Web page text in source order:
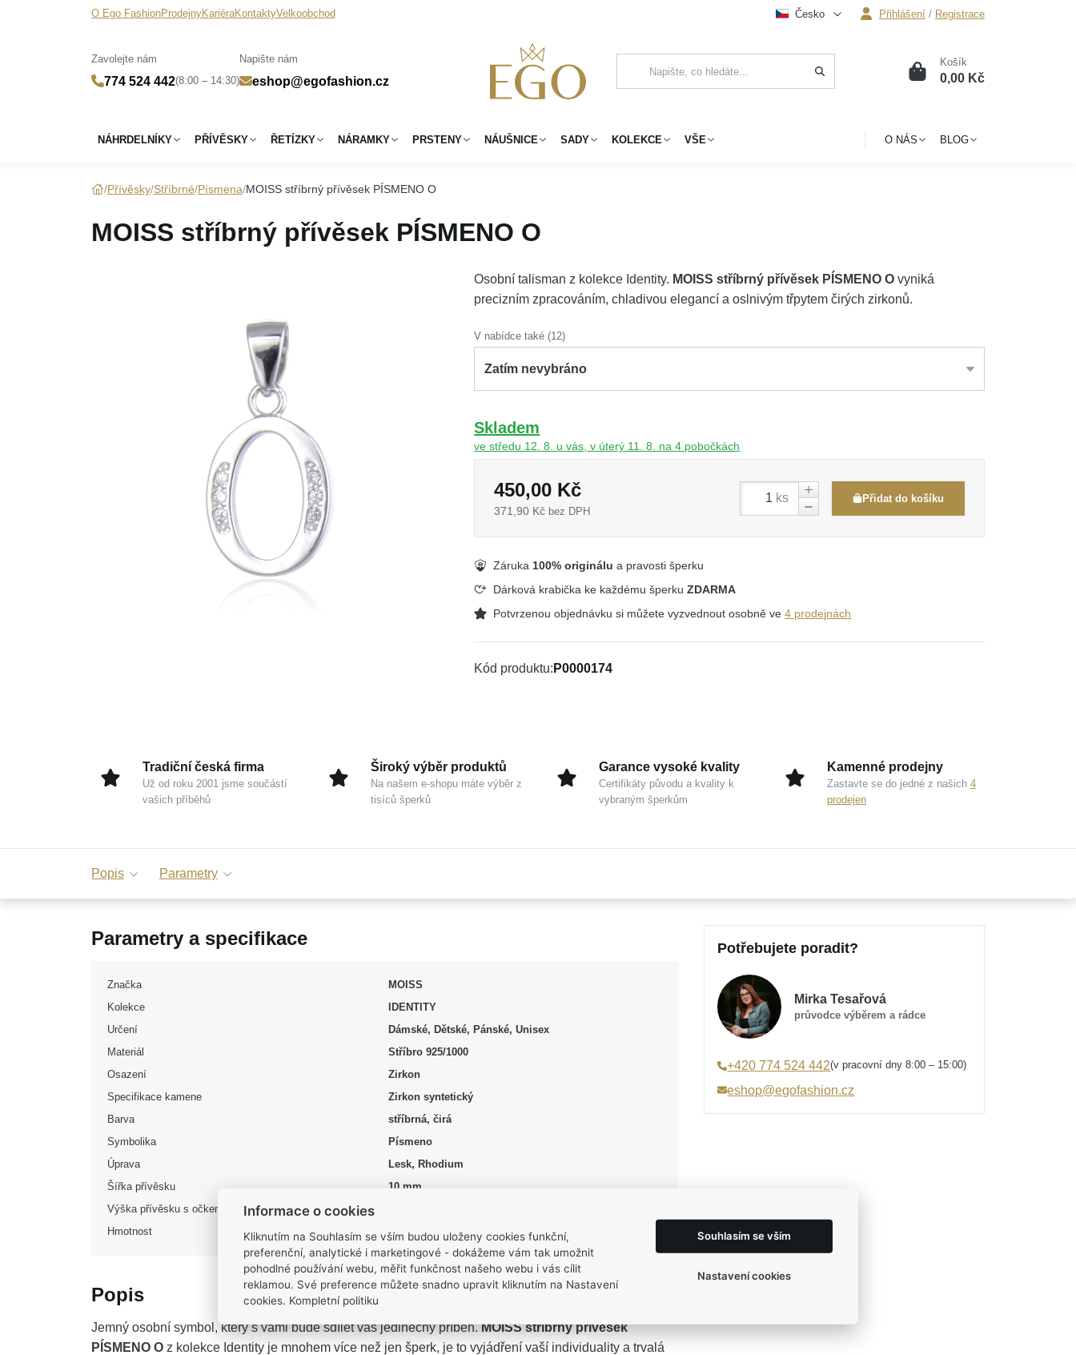
O Ego FashionProdejnyKariéraKontaktyVelkoobchod
Zavolejte nám
774 524 442(8:00 – 14:30)
Napište nám
eshop@egofashion.cz
Česko Přihlášení / Registrace
0 Košík
0,00 Kč
NÁHRDELNÍKY PŘÍVĚSKY ŘETÍZKY NÁRAMKY PRSTENY NÁUŠNICE SADY KOLEKCE VŠE O NÁS BLOG
Přívěsky Stříbrné Písmena MOISS stříbrný přívěsek PÍSMENO O
MOISS stříbrný přívěsek PÍSMENO O
Osobní talisman z kolekce Identity. MOISS stříbrný přívěsek PÍSMENO O vyniká
precizním zpracováním, chladivou elegancí a oslnivým třpytem čirých zirkonů.
V nabídce také (12)
Zatím nevybráno
Skladem
ve středu 12. 8. u vás, v úterý 11. 8. na 4 pobočkách
450,00 Kč
371,90 Kč bez DPH
ks Přidat do košíku
Záruka 100% originálu a pravosti šperku
Dárková krabička ke každému šperkuZDARMA
Potvrzenou objednávku si můžete vyzvednout osobně ve4 prodejnách
Kód produktu P0000174
Tradiční česká firma
Už od roku 2001 jsme součástí
vašich příběhů
Široký výběr produktů
Na našem e-shopu máte výběr z
tisíců šperků
Garance vysoké kvality
Certifikáty původu a kvality k
vybraným šperkům
Kamenné prodejny
Zastavte se do jedné z našich 4
prodejen
Popis Parametry
Parametry a specifikace
Značka
MOISS
Kolekce
IDENTITY
Určení
Dámské, Dětské, Pánské, Unisex
Materiál
Stříbro 925/1000
Osazení
Zirkon
Specifikace kamene
Zirkon syntetický
Barva
stříbrná, čirá
Symbolika
Písmeno
Úprava
Lesk, Rhodium
Šířka přívěsku
10 mm
Výška přívěsku s očkem
Hmotnost
0,9 g
Popis
Jemný osobní symbol, který s vámi bude sdílet váš jedinečný příběh.MOISS stříbrný přívěsek
PÍSMENO O z kolekce Identity je mnohem více než jen šperk, je to vyjádření vaší individuality a trvalá
Potřebujete poradit?
Mirka Tesařová
průvodce výběrem a rádce
+420 774 524 442(v pracovní dny 8:00 – 15:00)
eshop@egofashion.cz
Informace o cookies
Kliknutím na Souhlasím se vším budou uloženy cookies funkční,
preferenční, analytické i marketingové - dokážeme vám tak umožnit
pohodlné používání webu, měřit funkčnost našeho webu i vás cílit
reklamou. Své preference můžete snadno upravit kliknutím na Nastavení
cookies. Kompletní politiku
Souhlasím se vším
Nastavení cookies